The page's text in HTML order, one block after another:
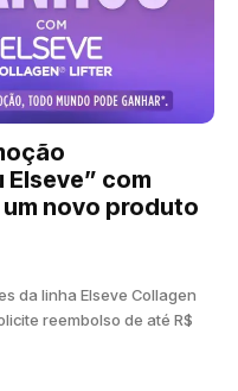
Elseve” com
novo produto
da linha Elseve Collagen
reembolso de até R$